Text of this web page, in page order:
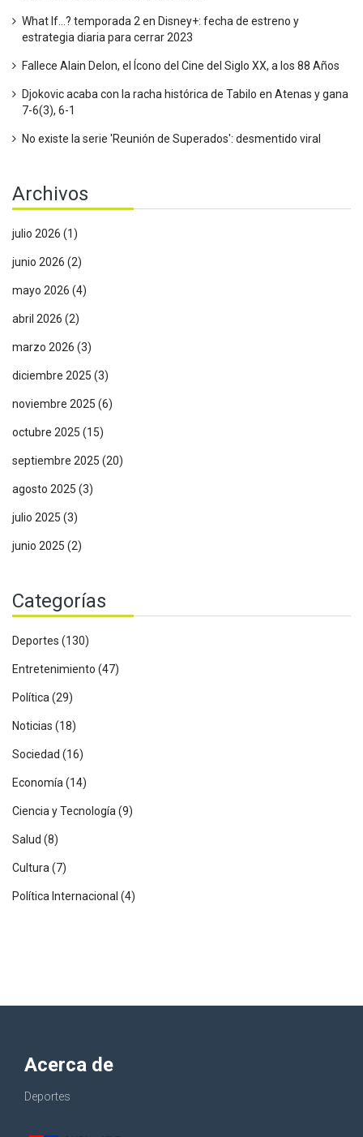
What If...? temporada 2 en Disney+: fecha de estreno y
estrategia diaria para cerrar 2023
Fallece Alain Delon, el Ícono del Cine del Siglo XX, a los 88 Años
Djokovic acaba con la racha histórica de Tabilo en Atenas y gana
7-6(3), 6-1
No existe la serie 'Reunión de Superados': desmentido viral
Archivos
julio 2026 (1)
junio 2026 (2)
mayo 2026 (4)
abril 2026 (2)
marzo 2026 (3)
diciembre 2025 (3)
noviembre 2025 (6)
octubre 2025 (15)
septiembre 2025 (20)
agosto 2025 (3)
julio 2025 (3)
junio 2025 (2)
Categorías
Deportes (130)
Entretenimiento (47)
Política (29)
Noticias (18)
Sociedad (16)
Economía (14)
Ciencia y Tecnología (9)
Salud (8)
Cultura (7)
Política Internacional (4)
Acerca de
Deportes